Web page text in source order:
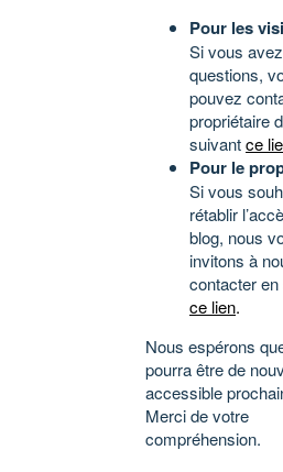
Pour les
Si vous
questions,
pouvez
propriétaire
suivantce
Pour le
Si vous
rétablir
blog, nous
invitons à
contacter
ce lien.
Nous espérons
pourra être de
accessible
Merci de votre
compréhension.